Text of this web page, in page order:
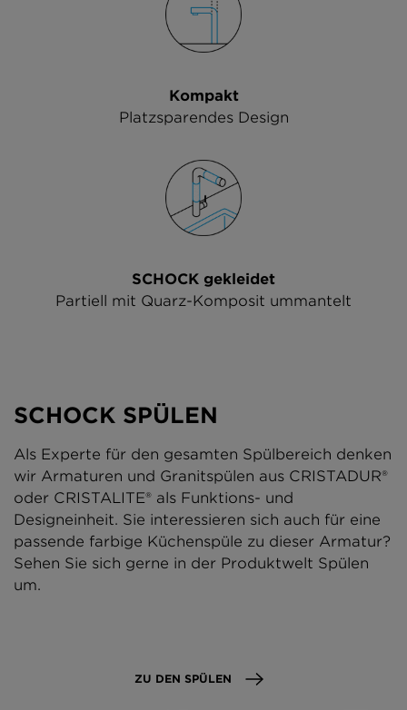
Kompakt
Platzsparendes Design
SCHOCK gekleidet
Partiell mit Quarz-Komposit ummantelt
SCHOCK SPÜLEN
Als Experte für den gesamten Spülbereich denken
wir Armaturen und Granitspülen aus CRISTADUR®
oder CRISTALITE® als Funktions- und
Designeinheit. Sie interessieren sich auch für eine
passende farbige Küchenspüle zu dieser Armatur?
Sehen Sie sich gerne in der Produktwelt Spülen
um.
ZU DEN SPÜLEN